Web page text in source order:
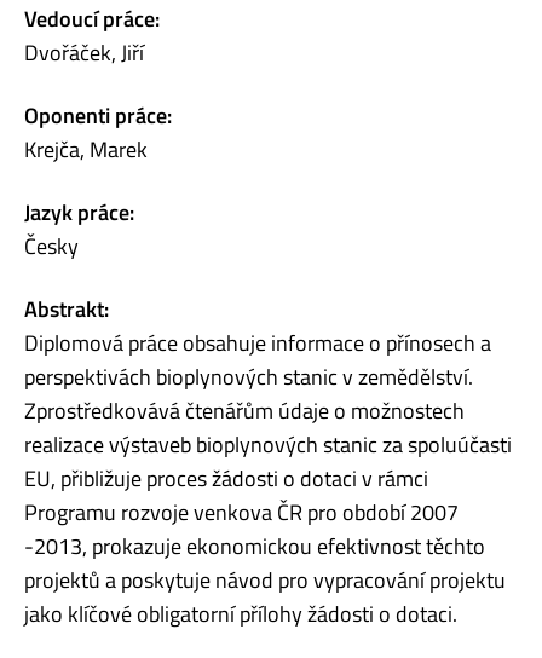
Vedoucí práce:
Dvořáček, Jiří
Oponenti práce:
Krejča, Marek
Jazyk práce:
Česky
Abstrakt:
Diplomová práce obsahuje informace o přínosech a
perspektivách bioplynových stanic v zemědělství.
Zprostředkovává čtenářům údaje o možnostech
realizace výstaveb bioplynových stanic za spoluúčasti
EU, přibližuje proces žádosti o dotaci v rámci
Programu rozvoje venkova ČR pro období 2007
-2013, prokazuje ekonomickou efektivnost těchto
projektů a poskytuje návod pro vypracování projektu
jako klíčové obligatorní přílohy žádosti o dotaci.